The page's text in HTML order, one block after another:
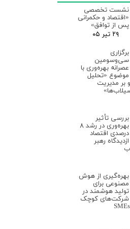
نشست تخصصی
«اقتصاد و حکمرانی
پس از توافق»
۲۹ تیر ۰۵
برگزاری
سی‌وسومین
عصرانه بهره‌وری با
موضوع «تحلیل
بر مدیریت
بررسی تأثیر
بهره‌وری در رشد ۸
درصدی اقتصاد
ازدیدگاه رهبر
بهره‌گیری از هوش
مصنوعی برای
تولید هوشمند در
شرکت‌های کوچک